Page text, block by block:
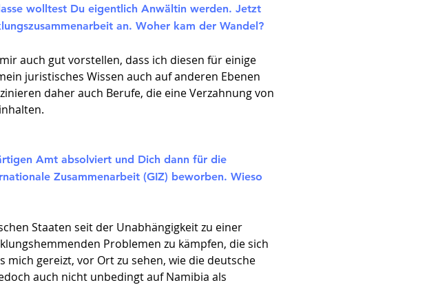
wolltest Du eigentlich Anwältin werden. Jetzt
an. Woher kam der Wandel?
auch gut vorstellen, dass ich diesen für einige
juristisches Wissen auch auf anderen Ebenen
daher auch Berufe, die eine Verzahnung von
Amt absolviert und Dich dann für die
Zusammenarbeit (GIZ) beworben. Wieso
Staaten seit der Unabhängigkeit zu einer
Problemen zu kämpfen, die sich
gereizt, vor Ort zu sehen, wie die deutsche
auch nicht unbedingt auf Namibia als